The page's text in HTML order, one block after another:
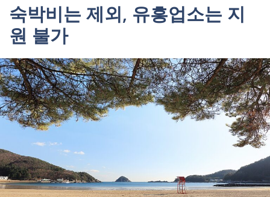
숙박비는 제외, 유흥업소는 지
원 불가